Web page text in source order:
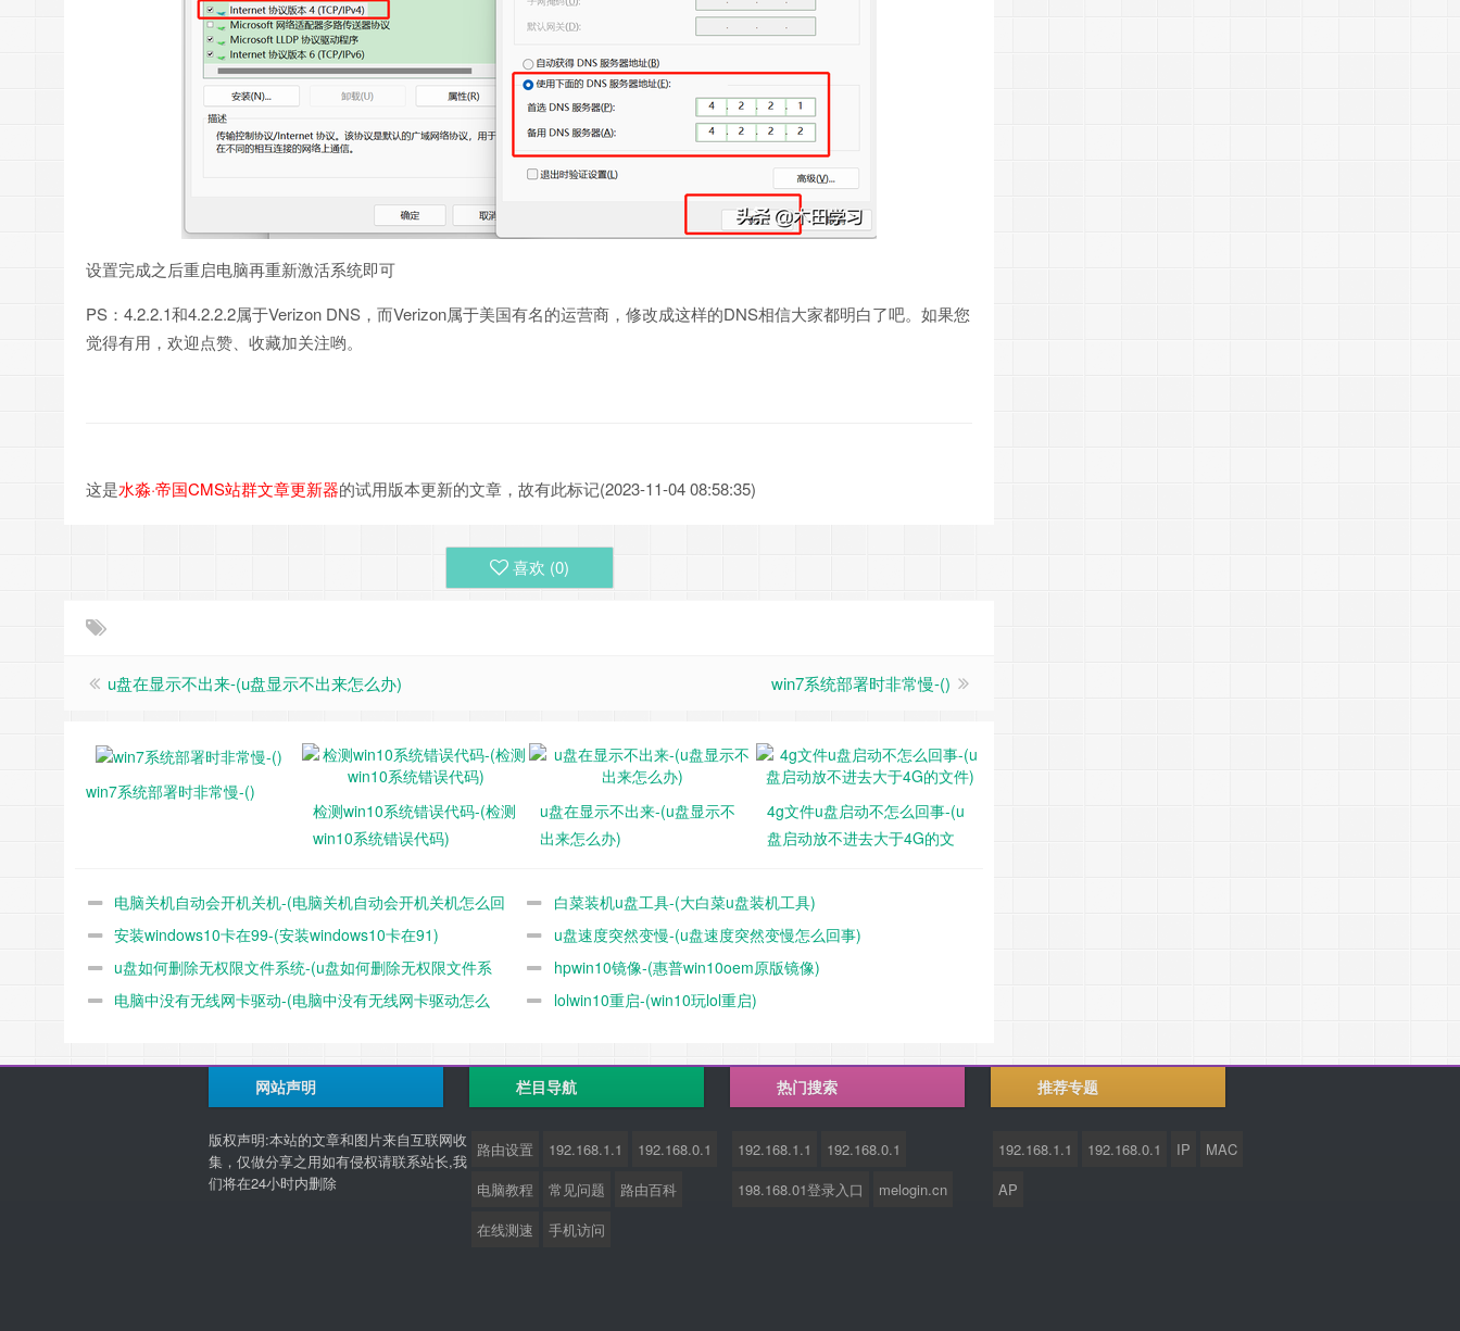
设置完成之后重启电脑再重新激活系统即可
PS：4.2.2.1和4.2.2.2属于Verizon DNS，而Verizon属于美国有名的运营商，修改成这样的DNS相信大家都明白了吧。如果您
觉得有用，欢迎点赞、收藏加关注哟。
这是水淼·帝国CMS站群文章更新器的试用版本更新的文章，故有此标记(2023-11-04 08:58:35)
喜欢 (0)
u盘在显示不出来-(u盘显示不出来怎么办) win7系统部署时非常慢-()
win7系统部署时非常慢-()
检测win10系统错误代码-(检测
win10系统错误代码)
u盘在显示不出来-(u盘显示不
出来怎么办)
4g文件u盘启动不怎么回事-(u
盘启动放不进去大于4G的文
电脑关机自动会开机关机-(电脑关机自动会开机关机怎么回
事)
白菜装机u盘工具-(大白菜u盘装机工具)
安装windows10卡在99-(安装windows10卡在91)
u盘速度突然变慢-(u盘速度突然变慢怎么回事)
u盘如何删除无权限文件系统-(u盘如何删除无权限文件系
统)
hpwin10镜像-(惠普win10oem原版镜像)
电脑中没有无线网卡驱动-(电脑中没有无线网卡驱动怎么
lolwin10重启-(win10玩lol重启)
网站声明
版权声明:本站的文章和图片来自互联网收
集，仅做分享之用如有侵权请联系站长,我
们将在24小时内删除
栏目导航
路由设置 192.168.1.1
192.168.0.1
电脑教程
常见问题
路由百科
在线测速
手机访问
热门搜索
192.168.1.1
192.168.0.1
198.168.01登录入口
melogin.cn
推荐专题
192.168.1.1 192.168.0.1 IP
MAC
AP